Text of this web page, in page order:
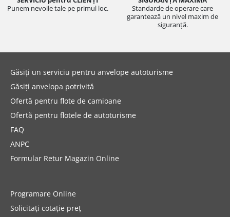
Punem nevoile tale pe primul loc.
Standarde de operare care
garantează un nivel maxim de
siguranță.
Găsiți un serviciu pentru anvelope autoturisme
Găsiți anvelopa potrivită
Ofertă pentru flote de camioane
Ofertă pentru flotele de autoturisme
FAQ
ANPC
Formular Retur Magazin Online
Programare Online
Solicitați cotație preț